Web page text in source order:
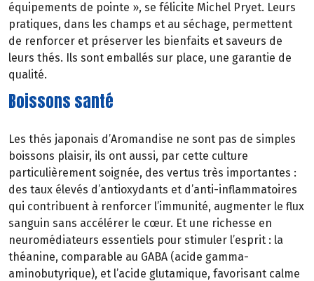
équipements de pointe », se félicite Michel Pryet. Leurs
pratiques, dans les champs et au séchage, permettent
de renforcer et préserver les bienfaits et saveurs de
leurs thés. Ils sont emballés sur place, une garantie de
qualité.
Boissons santé
Les thés japonais d’Aromandise ne sont pas de simples
boissons plaisir, ils ont aussi, par cette culture
particulièrement soignée, des vertus très importantes :
des taux élevés d’antioxydants et d’anti-inflammatoires
qui contribuent à renforcer l’immunité, augmenter le flux
sanguin sans accélérer le cœur. Et une richesse en
neuromédiateurs essentiels pour stimuler l’esprit : la
théanine, comparable au GABA (acide gamma-
aminobutyrique), et l’acide glutamique, favorisant calme